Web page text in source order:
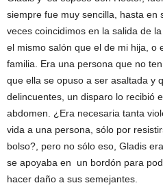
siempre fue muy sencilla, hasta en
veces coincidimos en la salida de
el mismo salón que el de mi hija, o
familia. Era una persona que no
que ella se opuso a ser asaltada y
delincuentes, un disparo lo recibió
abdomen. ¿Era necesaria tanta
vida a una persona, sólo por
bolso?, pero no sólo eso, Gladis
se apoyaba en un bordón para
hacer daño a sus semejantes.